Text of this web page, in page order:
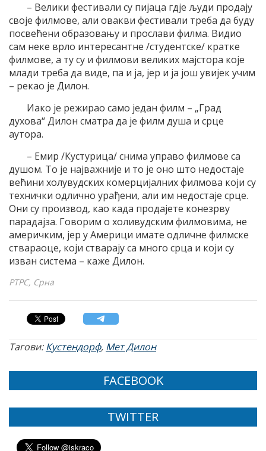
– Велики фестивали су пијаца гдје људи продају
своје филмове, али овакви фестивали треба да буду
посвећени образовању и прослави филма. Видио
сам неке врло интересантне /студентске/ кратке
филмове, а ту су и филмови великих мајстора које
млади треба да виде, па и ја, јер и ја још увијек учим
– рекао је Дилон.
Иако је режирао само један филм – „Град
духова“ Дилон сматра да је филм душа и срце
аутора.
– Емир /Кустурица/ снима управо филмове са
душом. То је најважније и то је оно што недостаје
већини холувудских комерцијалних филмова који су
технички одлично урађени, али им недостаје срце.
Они су производ, као када продајете конезрву
парадајза. Говорим о холивудским филмовима, не
америчким, јер у Америци имате одличне филмске
ствараоце, који стварају са много срца и који су
изван система – каже Дилон.
РТРС, Срна
Тагови:Кустендорф, Мет Дилон
FACEBOOK
TWITTER